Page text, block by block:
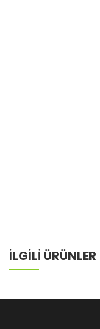
İLGİLİ ÜRÜNLER